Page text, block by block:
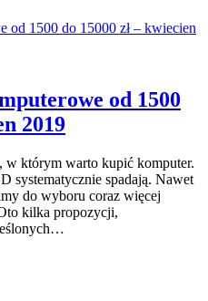
od 1500
2019
w którym warto kupić komputer.
systematycznie spadają. Nawet
do wyboru coraz więcej
kilka propozycji,